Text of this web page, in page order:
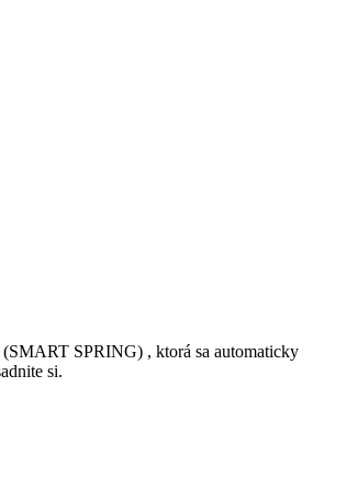
SPRING) , ktorá sa automaticky
si.